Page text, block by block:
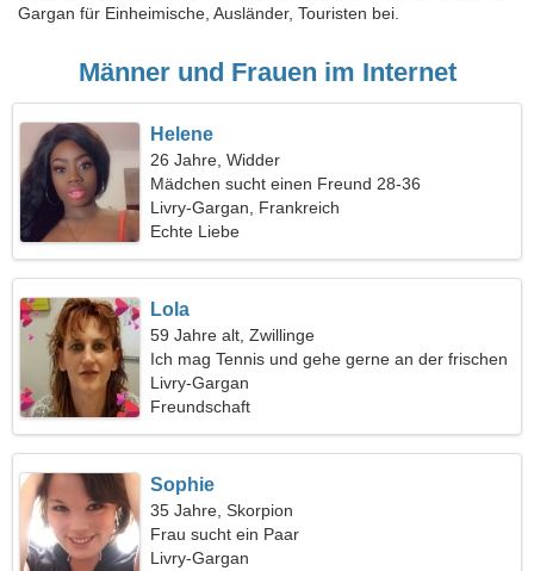
Gargan für Einheimische, Ausländer, Touristen bei.
Männer und Frauen im Internet
Helene
26 Jahre, Widder
Mädchen sucht einen Freund 28-36
Livry-Gargan, Frankreich
Echte Liebe
Lola
59 Jahre alt, Zwillinge
Ich mag Tennis und gehe gerne an der frischen
Luft
Livry-Gargan
Freundschaft
Sophie
35 Jahre, Skorpion
Frau sucht ein Paar
Livry-Gargan